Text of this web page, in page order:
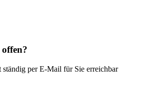
ständig per E-Mail für Sie erreichbar